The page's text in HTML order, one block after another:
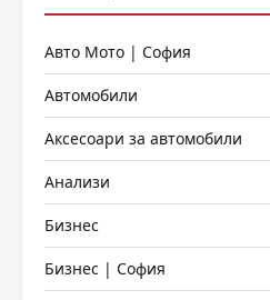
Авто Мото | София
Автомобили
Аксесоари за автомобили
Анализи
Бизнес
Бизнес | София